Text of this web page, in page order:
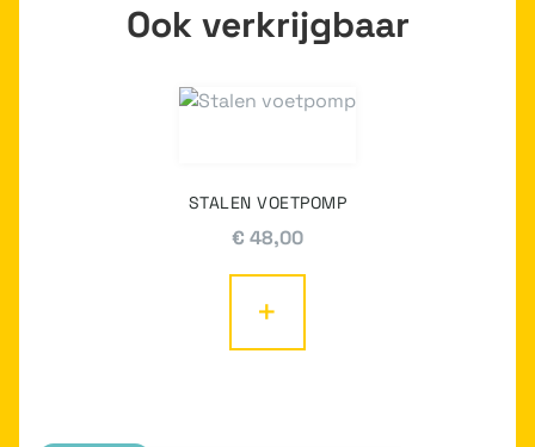
Ook verkrijgbaar
STALEN VOETPOMP
€ 48,00
+